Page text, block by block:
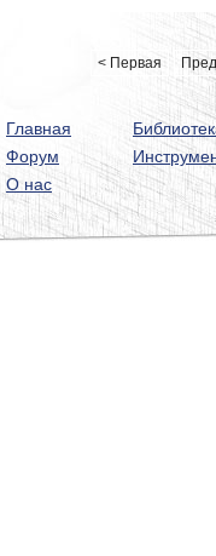
< Первая
Главная
Форум
О нас